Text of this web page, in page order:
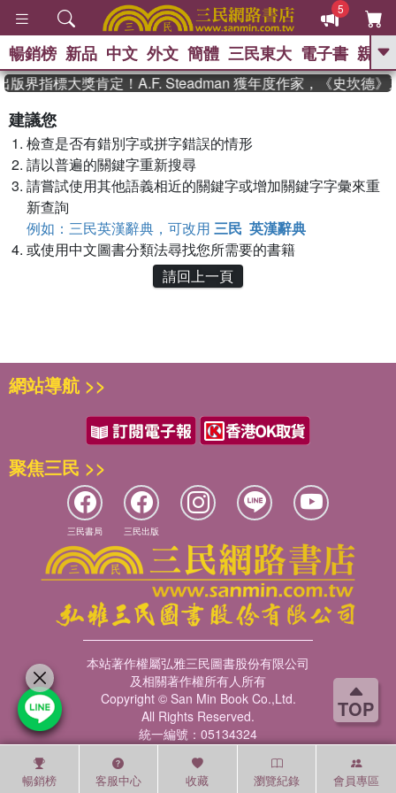
TOP
5
GO
史是一群喵 、
獎 臺灣漫遊錄
登輝時代 、 數學女孩：黎曼猜想 、
暢銷榜 新品 中文 外文 簡體 三民東大 電子書 親子
版界指標大獎肯定！A.F. Steadman 獲年度作家，《史坎德》
建議您
檢查是否有錯別字或拼字錯誤的情形
請以普遍的關鍵字重新搜尋
請嘗試使用其他語義相近的關鍵字或增加關鍵字字彙來重
新查詢
例如：三民英漢辭典，可改用 三民 英漢辭典
或使用中文圖書分類法尋找您所需要的書籍
請回上一頁
暢銷榜 客服中心 收藏 瀏覽紀錄 會員專區
網站導航 >>
聚焦三民 >>
三民書局 三民出版
本站著作權屬弘雅三民圖書股份有限公司
及相關著作權所有人所有
Copyright © San Min Book Co.,Ltd.
All Rights Reserved.
統一編號：05134324